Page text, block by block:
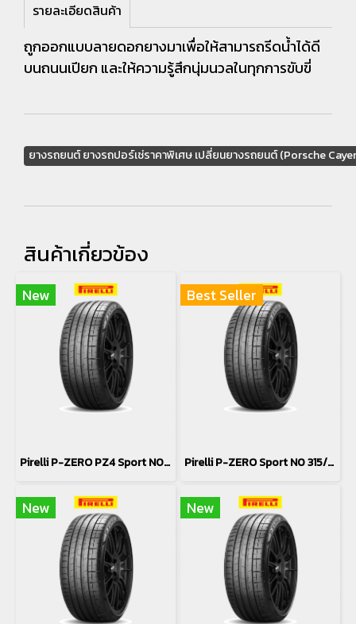
รายละเอียดสินค้า
ถูกออกแบบลายดอกยางมาเพื่อให้สามารถรีดน้ำได้ดี
บนถนนเปียก และให้ความรู้สึกนุ่มนวลในทุกการขับขี่
ยางรถยนต์ ยางรถปอร์เช่ราคาพิเศษ เปลี่ยนยางรถยนต์ (Porsche
สินค้าเกี่ยวข้อง
New
Pirelli P-ZERO PZ4 Sport N0 285/45R21
Best Seller
Pirelli P-ZERO Sport N0 315/35R21
New New